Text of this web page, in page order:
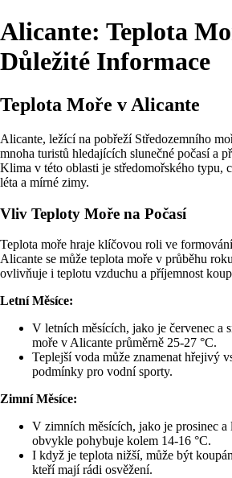
Alicante: Teplota
Důležité Informace
Teplota Moře v Alicante
Alicante, ležící na pobřeží Středozemního
mnoha turistů hledajících slunečné počasí a
Klima v této oblasti je středomořského typu,
léta a mírné zimy.
Vliv Teploty Moře na Počasí
Teplota moře hraje klíčovou roli ve
Alicante se může teplota moře v průběhu
ovlivňuje i teplotu vzduchu a příjemnost
Letní Měsíce:
V letních měsících, jako je červenec a
moře v Alicante průměrně 25-27 °C.
Teplejší voda může znamenat hřejivý
podmínky pro vodní sporty.
Zimní Měsíce:
V zimních měsících, jako je prosinec a
obvykle pohybuje kolem 14-16 °C.
I když je teplota nižší, může být
kteří mají rádi osvěžení.